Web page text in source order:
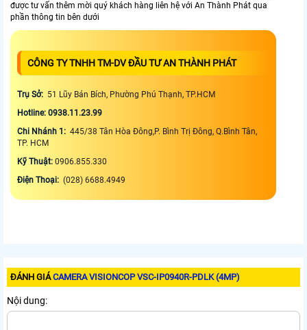
được tư vấn thêm mời quý khách hàng liên hệ với An Thành Phát qua
phần thông tin bên dưới
CÔNG TY TNHH TM-DV ĐẦU TƯ AN THÀNH PHÁT
Trụ Sở: 51 Lũy Bán Bích, Phường Phú Thạnh, TP.HCM
Hotline: 0938.11.23.99
Chi Nhánh 1: 445/38 Tân Hòa Đông,P. Bình Trị Đông, Q.Bình Tân,
TP. HCM
Kỹ Thuật: 0906.855.330
Điện Thoại: (028) 6688.4949
ĐÁNH GIÁCAMERA VISIONCOP VSC-IP0940R-PDLK (4MP)
Nội dung: